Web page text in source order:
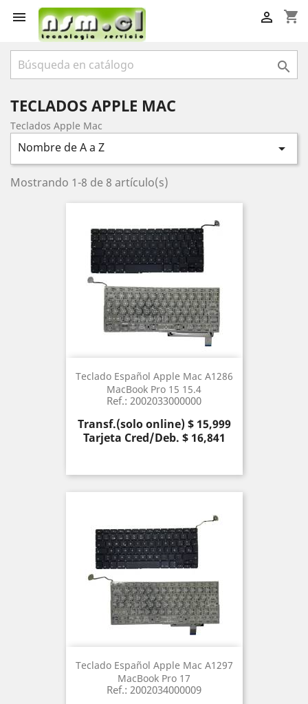
 shopping_cart


TECLADOS APPLE MAC
Teclados Apple Mac
Nombre de A a Z 
Mostrando 1-8 de 8 artículo(s)
Teclado Español Apple Mac A1286
MacBook Pro 15 15.4
Ref.: 2002033000000
Precio
Transf.(solo online) $ 15,999
Tarjeta Cred/Deb. $ 16,841
Teclado Español Apple Mac A1297
MacBook Pro 17
Ref.: 2002034000009